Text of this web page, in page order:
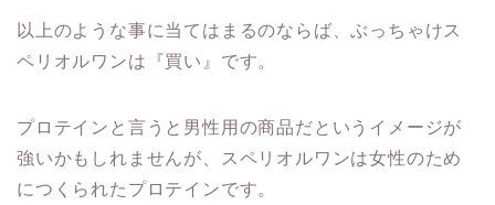
以上のような事に当てはまるのならば、ぶっちゃけス
ペリオルワンは『買い』です。
プロテインと言うと男性用の商品だというイメージが
強いかもしれませんが、スペリオルワンは女性のため
につくられたプロテインです。